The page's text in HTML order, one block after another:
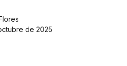
de 2025